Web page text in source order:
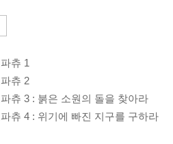
츄 1
츄 2
츄 3 : 붉은 소원의 돌을 찾아라
츄 4 : 위기에 빠진 지구를 구하라